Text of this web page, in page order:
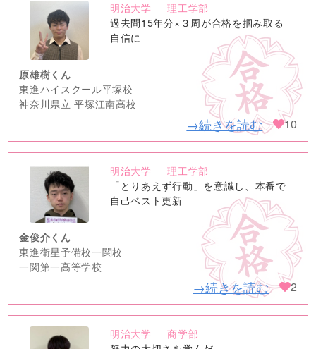
no
image
明治大学
理工学部
過去問15年分×３周が合格を掴み取る
自信に
原雄樹くん
東進ハイスクール平塚校
神奈川県立 平塚江南高校
→続きを読む 10
no
image
明治大学
理工学部
「とりあえず行動」を意識し、本番で
自己ベスト更新
金俊介くん
東進衛星予備校一関校
一関第一高等学校
→続きを読む 2
明治大学
商学部